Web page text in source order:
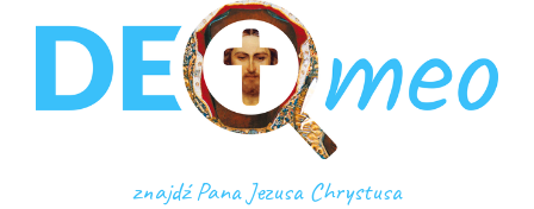
znajdź Pana Jezusa Chrystusa